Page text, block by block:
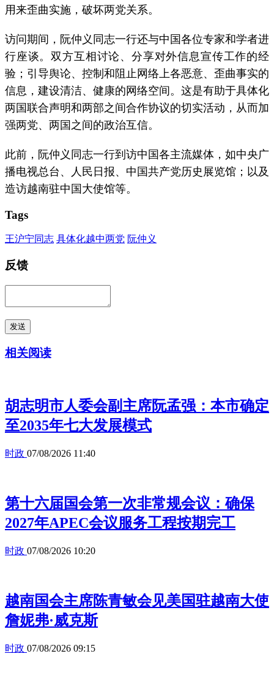
用来歪曲实施，破坏两党关系。
访问期间，阮仲义同志一行还与中国各位专家和学者进
行座谈。双方互相讨论、分享对外信息宣传工作的经
验；引导舆论、控制和阻止网络上各恶意、歪曲事实的
信息，建设清洁、健康的网络空间。这是有助于具体化
两国联合声明和两部之间合作协议的切实活动，从而加
强两党、两国之间的政治互信。
此前，阮仲义同志一行到访中国各主流媒体，如中央广
播电视总台、人民日报、中国共产党历史展览馆；以及
造访越南驻中国大使馆等。
Tags
王沪宁同志 具体化越中两党 阮仲义
反馈
发送
相关阅读
胡志明市人委会副主席阮孟强：本市确定
至2035年七大发展模式
时政 07/08/2026 11:40
第十六届国会第一次非常规会议：确保
2027年APEC会议服务工程按期完工
时政 07/08/2026 10:20
越南国会主席陈青敏会见美国驻越南大使
詹妮弗·威克斯
时政 07/08/2026 09:15